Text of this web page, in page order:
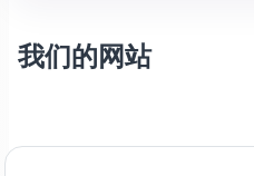
我们的网站